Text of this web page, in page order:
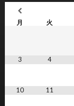
月
火
3 4
10 11